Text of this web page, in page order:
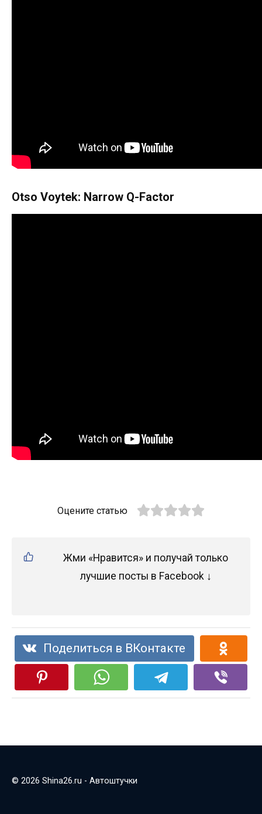
Otso Voytek: Narrow Q-Factor
Оцените статью
Жми «Нравится» и получай только
лучшие посты в Facebook ↓
Поделиться в ВКонтакте
© 2026 Shina26.ru - Автоштучки